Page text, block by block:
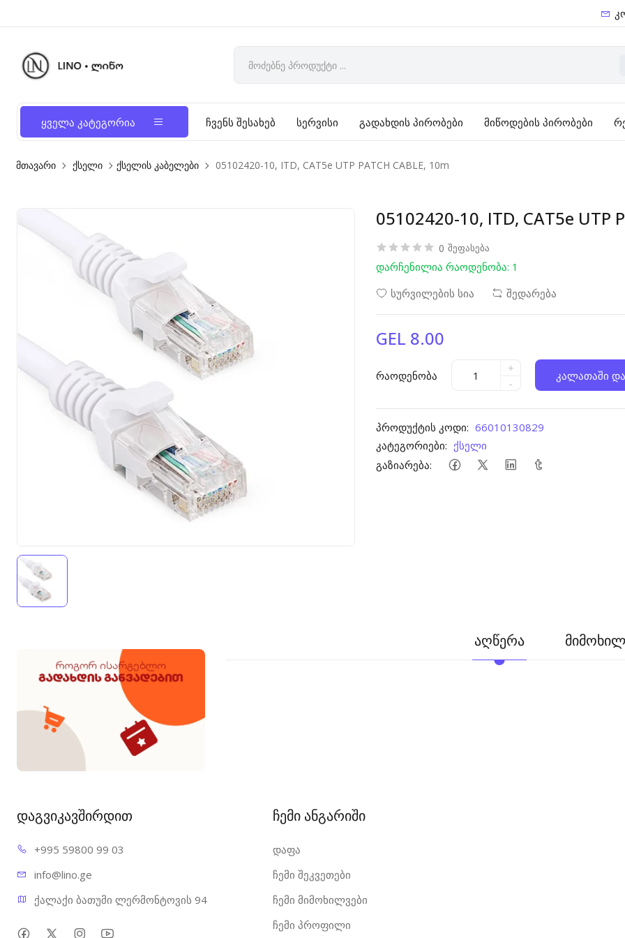
ყველა კატეგორია ჩვენს შესახებ სერვისი გადახდის პირობები მიწოდების პირობები
მთავარი ქსელი ქსელის კაბელები 05102420-10, ITD, CAT5e UTP PATCH CABLE, 10m
05102420-10, ITD, CAT5e UTP
0 შეფასება
დარჩენილია რაოდენობა: 1
სურვილების სია
შედარება
GEL 8.00
რაოდენობა
+
-
კალათაში
პროდუქტის კოდი: 66010130829
კატეგორიები: ქსელი
გაზიარება:
აღწერა
დაგვიკავშირდით
+995 59800 99 03
info@lino.ge
ქალაქი ბათუმი ლერმონტოვის 94
ჩემი ანგარიში
დაფა
ჩემი შეკვეთები
ჩემი მიმოხილვები
ჩემი პროფილი